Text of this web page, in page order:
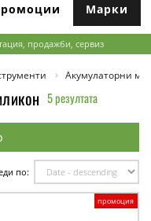
Марки
продажби, сервиз
Акумулаторни
5 резултата
по:
промоция